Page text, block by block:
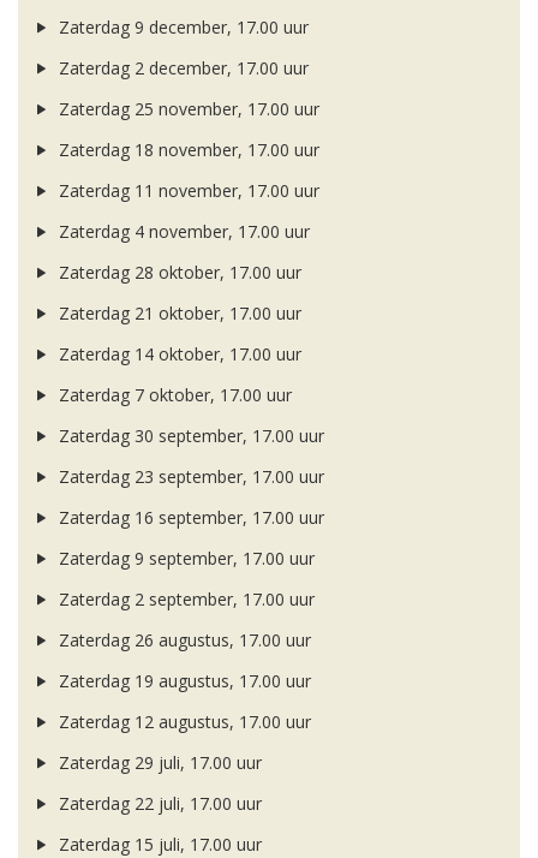
Zaterdag 9 december, 17.00 uur
Zaterdag 2 december, 17.00 uur
Zaterdag 25 november, 17.00 uur
Zaterdag 18 november, 17.00 uur
Zaterdag 11 november, 17.00 uur
Zaterdag 4 november, 17.00 uur
Zaterdag 28 oktober, 17.00 uur
Zaterdag 21 oktober, 17.00 uur
Zaterdag 14 oktober, 17.00 uur
Zaterdag 7 oktober, 17.00 uur
Zaterdag 30 september, 17.00 uur
Zaterdag 23 september, 17.00 uur
Zaterdag 16 september, 17.00 uur
Zaterdag 9 september, 17.00 uur
Zaterdag 2 september, 17.00 uur
Zaterdag 26 augustus, 17.00 uur
Zaterdag 19 augustus, 17.00 uur
Zaterdag 12 augustus, 17.00 uur
Zaterdag 29 juli, 17.00 uur
Zaterdag 22 juli, 17.00 uur
Zaterdag 15 juli, 17.00 uur